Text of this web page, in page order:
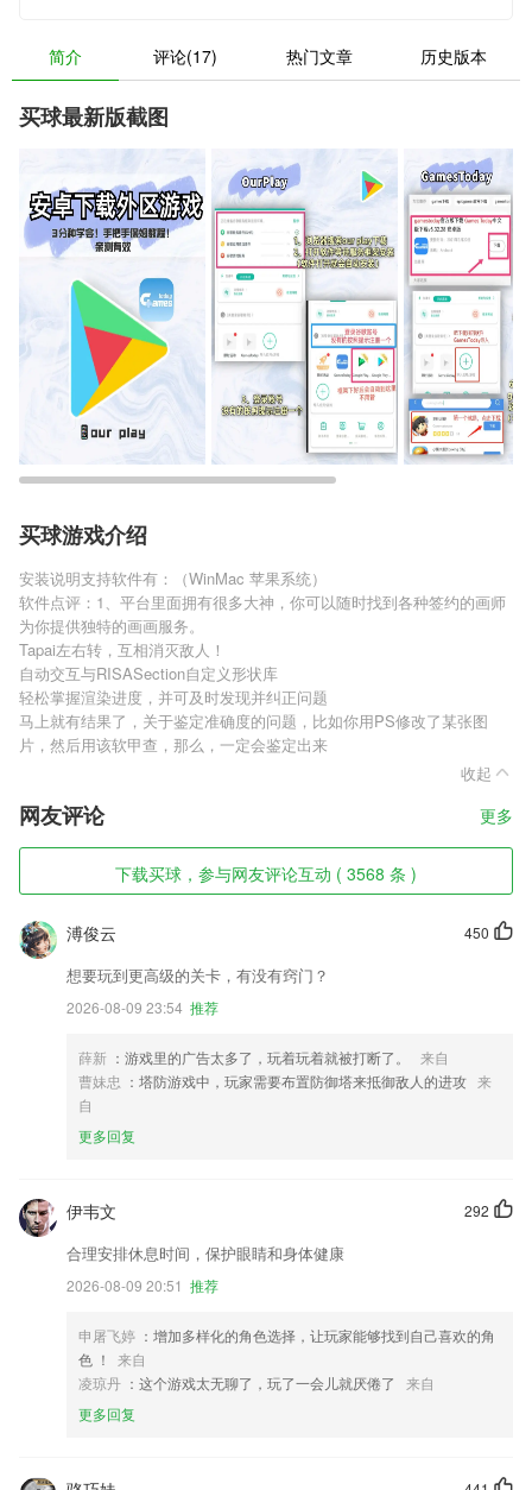
简介 评论(17) 热门文章 历史版本
买球最新版截图
买球游戏介绍
安装说明支持软件有：（WinMac 苹果系统）
软件点评：1、平台里面拥有很多大神，你可以随时找到各种签约的画师
为你提供独特的画画服务。
Tapai左右转，互相消灭敌人！
自动交互与RISASection自定义形状库
轻松掌握渲染进度，并可及时发现并纠正问题
马上就有结果了，关于鉴定准确度的问题，比如你用PS修改了某张图
片，然后用该软甲查，那么，一定会鉴定出来
收起
网友评论 更多
下载买球，参与网友评论互动 ( 3568 条 )
450
溥俊云
想要玩到更高级的关卡，有没有窍门？
2026-08-09 23:54 推荐
薛新 ：游戏里的广告太多了，玩着玩着就被打断了。
来自
曹妹忠 ：塔防游戏中，玩家需要布置防御塔来抵御敌人的进攻 来
自
更多回复
292
伊韦文
合理安排休息时间，保护眼睛和身体健康
2026-08-09 20:51 推荐
申屠飞婷 ：增加多样化的角色选择，让玩家能够找到自己喜欢的角
色 ！
来自
凌琼丹 ：这个游戏太无聊了，玩了一会儿就厌倦了
来自
更多回复